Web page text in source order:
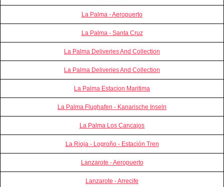
La Palma - Aeropuerto
La Palma - Santa Cruz
La Palma Deliveries And Collection
La Palma Deliveries And Collection
La Palma Estacion Maritima
La Palma Flughafen - Kanarische Inseln
La Palma Los Cancajos
La Rioja - Logroño - Estación Tren
Lanzarote - Aeropuerto
Lanzarote - Arrecife